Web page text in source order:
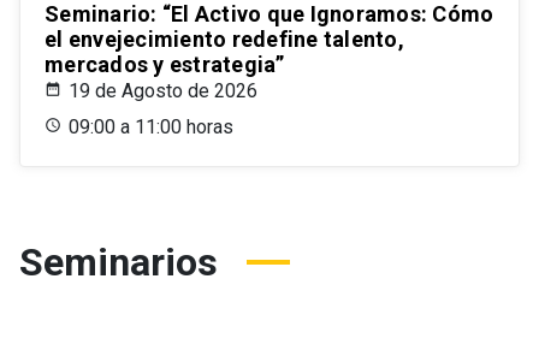
Seminario: “El Activo que Ignoramos: Cómo
el envejecimiento redefine talento,
mercados y estrategia”
19 de Agosto de 2026
09:00 a 11:00 horas
Seminarios